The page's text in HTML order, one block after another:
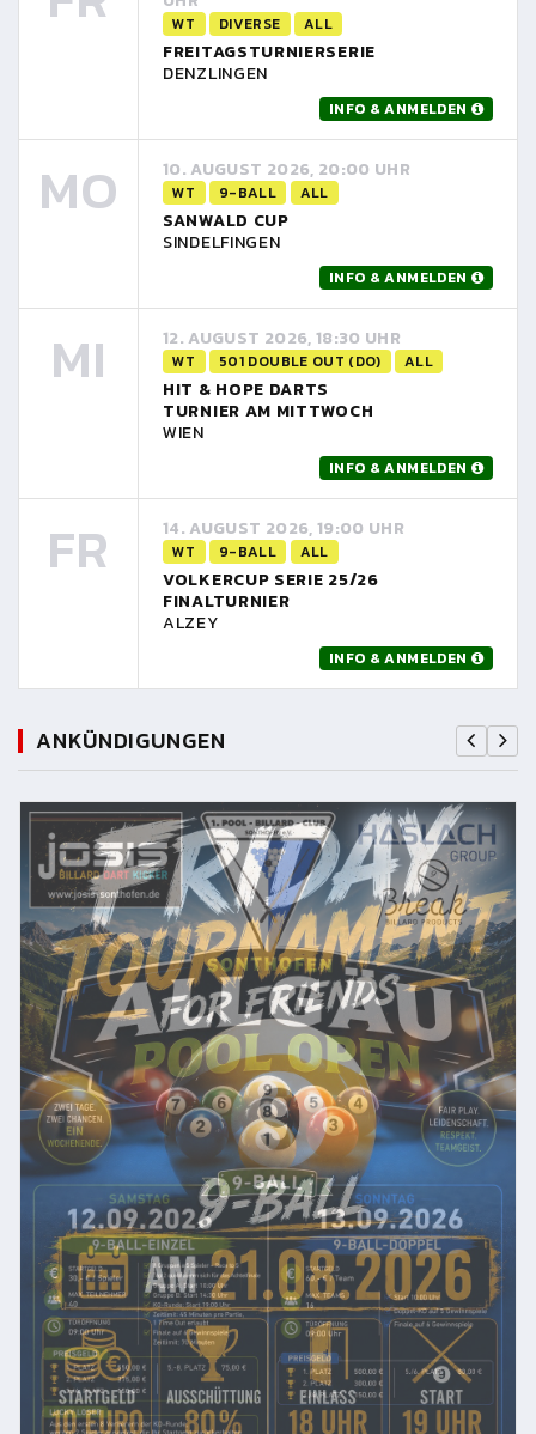
WT DIVERSE ALL
FREITAGSTURNIERSERIE
DENZLINGEN
INFO & ANMELDEN
MO 10. AUGUST 2026, 20:00 UHR
WT 9-BALL ALL
SANWALD CUP
SINDELFINGEN
INFO & ANMELDEN
MI 12. AUGUST 2026, 18:30 UHR
WT 501 DOUBLE OUT (DO) ALL
HIT & HOPE DARTS
TURNIER AM MITTWOCH
WIEN
INFO & ANMELDEN
FR 14. AUGUST 2026, 19:00 UHR
WT 9-BALL ALL
VOLKERCUP SERIE 25/26
FINALTURNIER
ALZEY
INFO & ANMELDEN
ANKÜNDIGUNGEN